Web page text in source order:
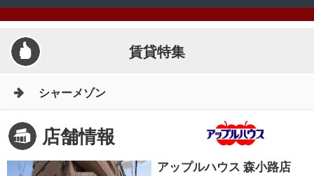
賃貸特集
シャーメゾン
店舗情報
アップルハウス 森小路店